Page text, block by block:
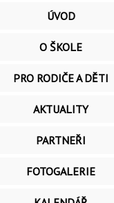
ÚVOD
O ŠKOLE
PRO RODIČE A DĚTI
AKTUALITY
PARTNEŘI
FOTOGALERIE